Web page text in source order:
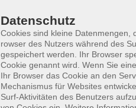
Datenschutz
Cookies sind kleine Datenmengen,
rowser des Nutzers während des
gespeichert werden. Ihr Browser
Cookie genannt wird. Wenn Sie
Ihr Browser das Cookie an den
Mechanismus für Websites
Surf-Aktivitäten des Benutzers